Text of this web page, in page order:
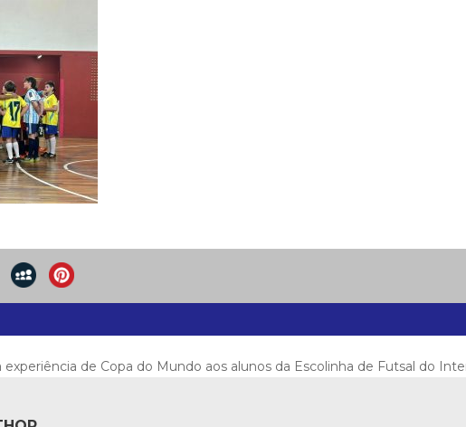
de Copa do Mundo aos alunos da Escolinha de Futsal do